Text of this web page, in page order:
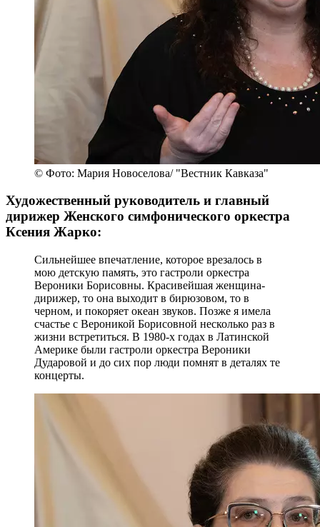
© Фото: Мария Новоселова/ "Вестник Кавказа"
Художественный руководитель и главный
дирижер Женского симфонического оркестра
Ксения Жарко:
Сильнейшее впечатление, которое врезалось в
мою детскую память, это гастроли оркестра
Вероники Борисовны. Красивейшая женщина-
дирижер, то она выходит в бирюзовом, то в
черном, и покоряет океан звуков. Позже я имела
счастье с Вероникой Борисовной несколько раз в
жизни встретиться. В 1980-х годах в Латинской
Америке были гастроли оркестра Вероники
Дударовой и до сих пор люди помнят в деталях те
концерты.